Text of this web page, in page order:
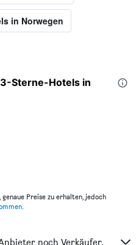
in Norwegen
Sterne-Hotels in
Preise zu erhalten, jedoch
.
noch Verkäufer.